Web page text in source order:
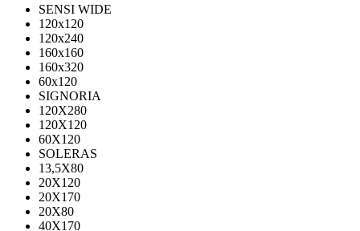
SENSI WIDE
120x120
120x240
160x160
160x320
60x120
SIGNORIA
120X280
120Х120
60X120
SOLERAS
13,5Х80
20Х120
20Х170
20Х80
40Х170